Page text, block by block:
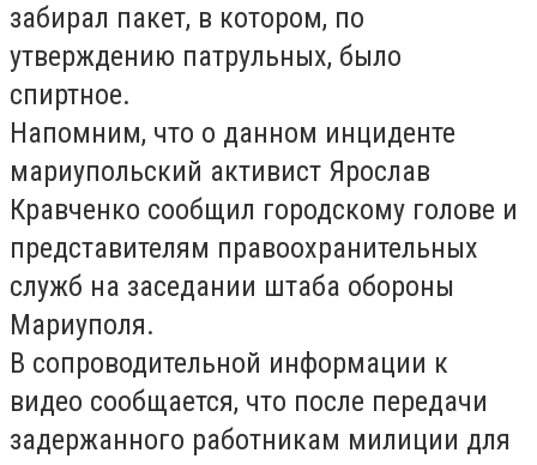
забирал пакет, в котором, по
утверждению патрульных, было
спиртное.
Напомним, что о данном инциденте
мариупольский активист Ярослав
Кравченко сообщил городскому голове и
представителям правоохранительных
служб на заседании штаба обороны
Мариуполя.
В сопроводительной информации к
видео сообщается, что после передачи
задержанного работникам милиции для